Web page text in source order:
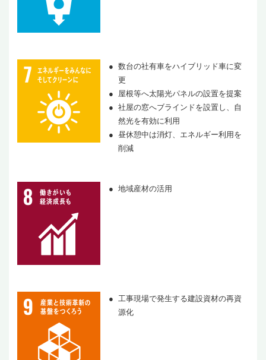
数台の社有車をハイブリッド車に変
更
屋根等へ太陽光パネルの設置を提案
社屋の窓へブラインドを設置し、自
然光を有効に利用
昼休憩中は消灯、エネルギー利用を
削減
地域産材の活用
工事現場で発生する建設資材の再資
源化